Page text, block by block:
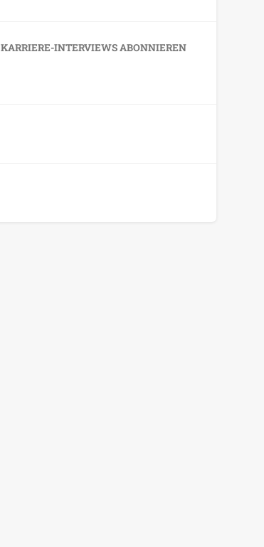
KARRIERE-INTERVIEWS ABONNIEREN